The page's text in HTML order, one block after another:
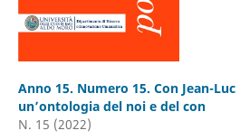
Anno 15. Numero 15. Con Jean-
un’ontologia del noi e del con
N. 15 (2022)